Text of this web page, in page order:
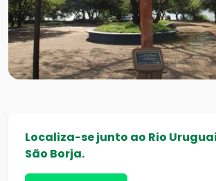
Localiza-se junto ao Rio
São Borja.